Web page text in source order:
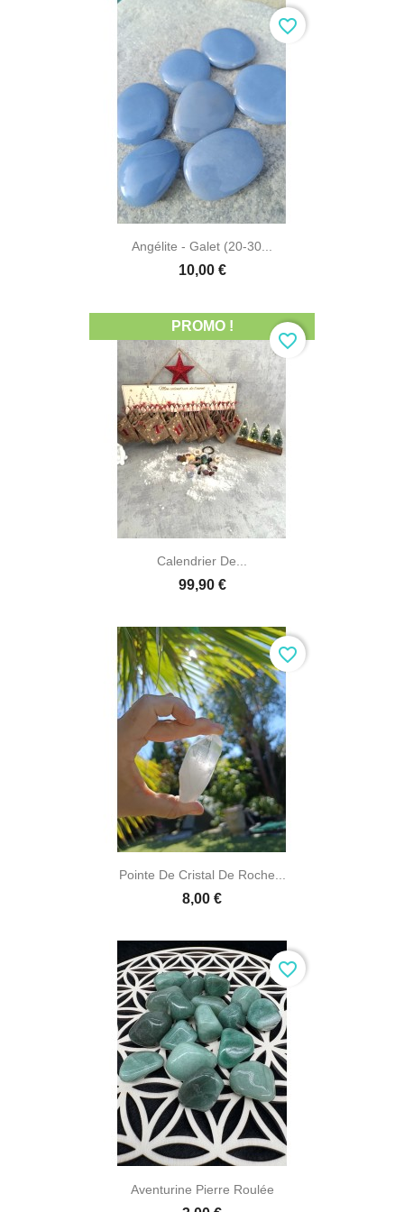
Angélite - Galet (20-30...
10,00 €
favorite_border
Calendrier De...
99,90 €
PROMO !
favorite_border
Pointe De Cristal De Roche...
8,00 €
favorite_border
Aventurine Pierre Roulée
favorite_border